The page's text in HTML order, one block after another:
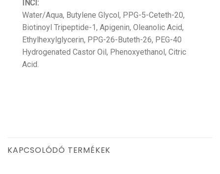
INCI:
Water/Aqua, Butylene Glycol, PPG-5-Ceteth-20,
Biotinoyl Tripeptide-1, Apigenin, Oleanolic Acid,
Ethylhexylglycerin, PPG-26-Buteth-26, PEG-40
Hydrogenated Castor Oil, Phenoxyethanol, Citric
Acid.
KAPCSOLÓDÓ TERMÉKEK